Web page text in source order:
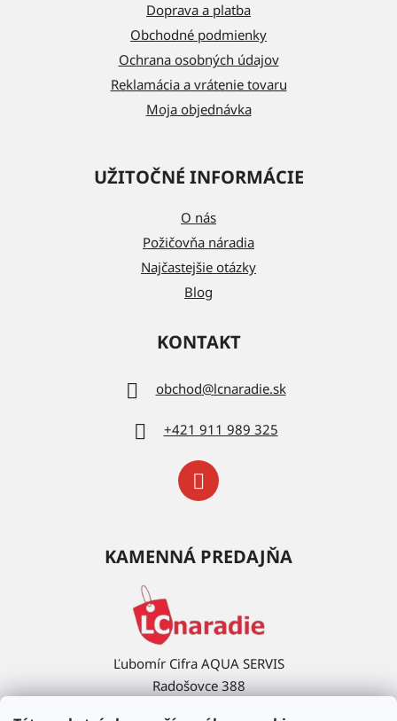
Doprava a platba
Obchodné podmienky
Ochrana osobných údajov
Reklamácia a vrátenie tovaru
Moja objednávka
UŽITOČNÉ INFORMÁCIE
O nás
Požičovňa náradia
Najčastejšie otázky
Blog
KONTAKT
obchod@lcnaradie.sk
+421 911 989 325
KAMENNÁ PREDAJŇA
Ľubomír Cifra AQUA SERVIS
Radošovce 388